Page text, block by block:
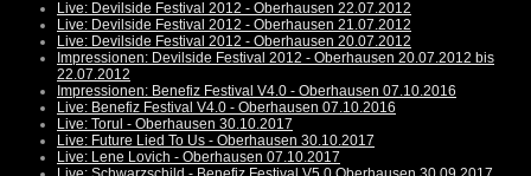
Live: Devilside Festival 2012 - Oberhausen 22.07.2012
Live: Devilside Festival 2012 - Oberhausen 21.07.2012
Live: Devilside Festival 2012 - Oberhausen 20.07.2012
Impressionen: Devilside Festival 2012 - Oberhausen 20.07.2012 bis
22.07.2012
Impressionen: Benefiz Festival V4.0 - Oberhausen 07.10.2016
Live: Benefiz Festival V4.0 - Oberhausen 07.10.2016
Live: Torul - Oberhausen 30.10.2017
Live: Future Lied To Us - Oberhausen 30.10.2017
Live: Lene Lovich - Oberhausen 07.10.2017